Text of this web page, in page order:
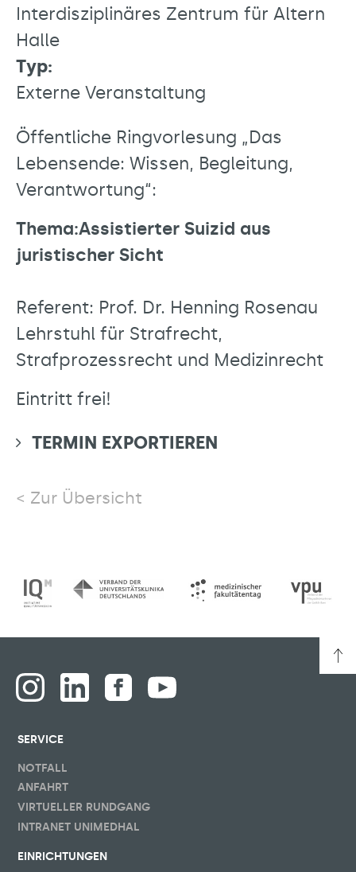
Interdisziplinäres Zentrum für Altern
Halle
Typ:
Externe Veranstaltung
Öffentliche Ringvorlesung „Das
Lebensende: Wissen, Begleitung,
Verantwortung“:
Thema:Assistierter Suizid aus
juristischer Sicht
Referent: Prof. Dr. Henning Rosenau
Lehrstuhl für Strafrecht,
Strafprozessrecht und Medizinrecht
Eintritt frei!
TERMIN EXPORTIEREN
Zur Übersicht
SERVICE
NOTFALL
ANFAHRT
VIRTUELLER RUNDGANG
INTRANET UNIMEDHAL
EINRICHTUNGEN